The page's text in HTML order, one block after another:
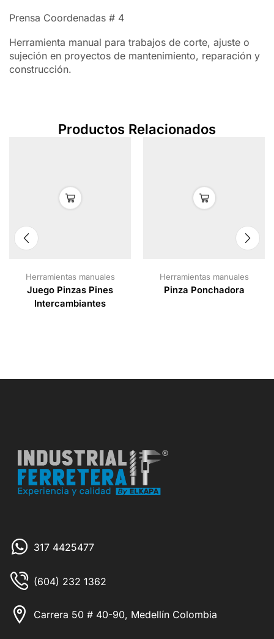
Prensa Coordenadas # 4
Herramienta manual para trabajos de corte, ajuste o
sujeción en proyectos de mantenimiento, reparación y
construcción.
Productos Relacionados
Herramientas manuales
Juego Pinzas Pines
Intercambiantes
Herramientas manuales
Pinza Ponchadora
317 4425477
(604) 232 1362
Carrera 50 # 40-90, Medellín Colombia